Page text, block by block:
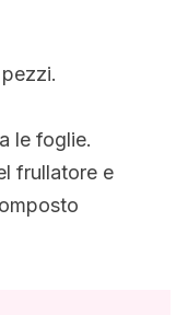
le foglie.
frullatore e